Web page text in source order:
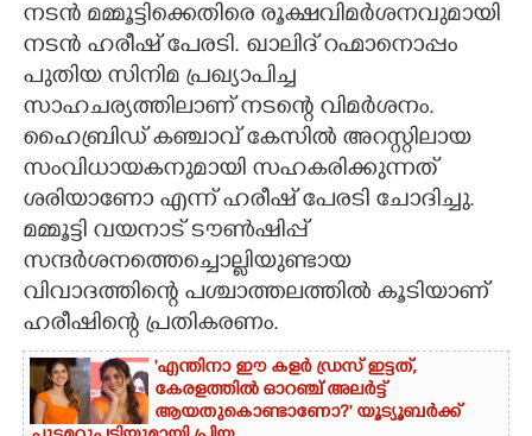
LITERATURE
ZOOM
CONTACT US
നടൻ മമ്മൂട്ടിക്കെതിരെ രൂക്ഷവിമർശനവുമായി
നടൻ ഹരീഷ് പേരടി. ഖാലിദ് റഹ്മാനൊപ്പം
പുതിയ സിനിമ പ്രഖ്യാപിച്ച
സാഹചര്യത്തിലാണ് നടന്റെ വിമർശനം.
ഹൈബ്രിഡ് കഞ്ചാവ് കേസിൽ അറസ്റ്റിലായ
സംവിധായകനുമായി സഹകരിക്കുന്നത്
ശരിയാണോ എന്ന് ഹരീഷ് പേരടി ചോദിച്ചു.
മമ്മൂട്ടി വയനാട് ടൗൺഷിപ്പ്
സന്ദർശനത്തെച്ചൊല്ലിയുണ്ടായ
വിവാദത്തിന്റെ പശ്ചാത്തലത്തിൽ കൂടിയാണ്
ഹരീഷിന്റെ പ്രതികരണം.
'എന്തിനാ ഈ കളർ ഡ്രസ് ഇട്ടത്,
കേരളത്തിൽ ഓറഞ്ച് അല‌ർട്ട്
ആയതുകൊണ്ടാണോ?' യൂട്യൂബർക്ക്